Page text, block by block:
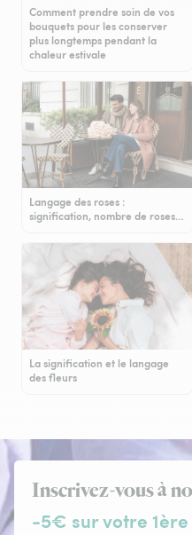
Comment prendre soin de vos
bouquets pour les conserver
plus longtemps pendant la
chaleur estivale
Langage des roses :
signification, nombre de roses…
La signification et le langage
des fleurs
Inscrivez-vous à
-5€ sur votre